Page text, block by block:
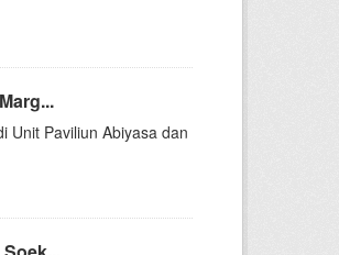
Unit Paviliun Abiyasa dan